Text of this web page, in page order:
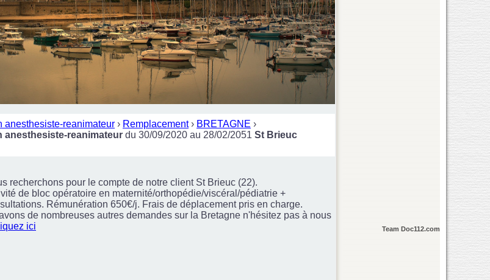
anesthesiste-reanimateur › Remplacement › BRETAGNE ›
anesthesiste-reanimateur du 30/09/2020 au 28/02/2051 St Brieuc
recherchons pour le compte de notre client St Brieuc (22).
de bloc opératoire en maternité/orthopédie/viscéral/pédiatrie +
Rémunération 650€/j. Frais de déplacement pris en charge.
de nombreuses autres demandes sur la Bretagne n'hésitez pas à nous
ici Team Doc112.com